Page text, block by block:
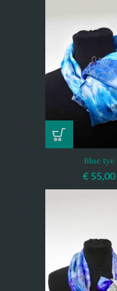
Blue tye
€ 55,00